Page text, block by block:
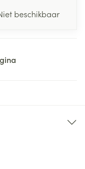
beschikbaar